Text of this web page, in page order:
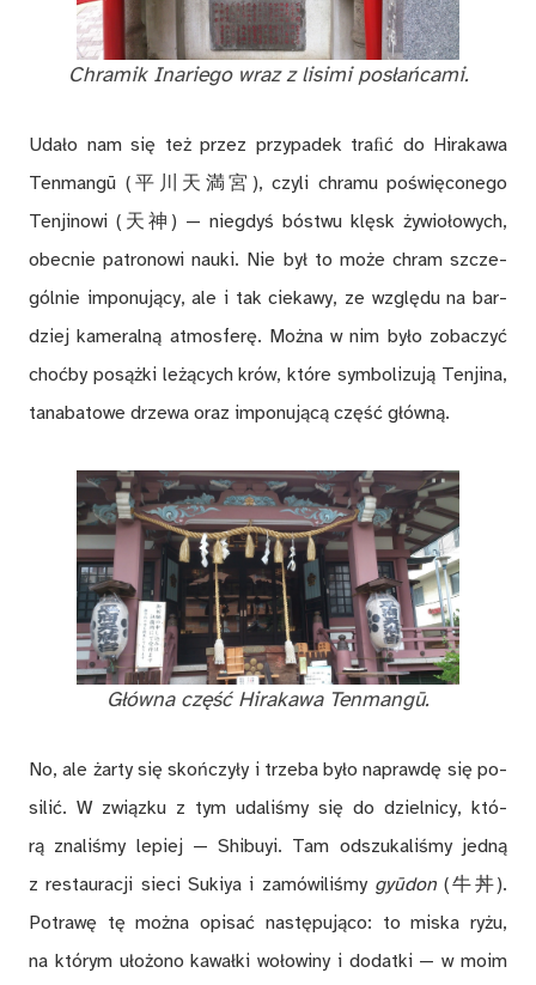
Chra­mik In­a­rie­go wraz z li­si­mi po­słań­ca­mi.
Uda­ło nam się też przez przy­pa­dek tra­ﬁć do Hi­ra­ka­wa
Ten­man­gū (平川天満宮), czy­li chra­mu po­świę­co­ne­go
Ten­ji­no­wi (天神) — nie­gdyś bó­stwu klęsk ży­wio­ło­wych,
obec­nie pa­tro­no­wi na­uki. Nie był to mo­że chram szcze­
gól­nie im­po­nu­ją­cy, ale i tak cie­ka­wy, ze wzglę­du na bar­
dziej ka­me­ral­ną at­mos­fe­rę. Moż­na w nim by­ło zo­ba­czyć
choć­by po­sąż­ki le­żą­cych krów, któ­re sym­bo­li­zu­ją Ten­ji­na,
ta­na­ba­to­we drze­wa oraz im­po­nu­ją­cą część głów­ną.
Głów­na część Hi­ra­ka­wa Ten­man­gū.
No, ale żar­ty się skoń­czy­ły i trze­ba by­ło na­praw­dę się po­
si­lić. W związ­ku z tym uda­li­śmy się do dziel­ni­cy, któ­
rą zna­li­śmy le­piej — Shi­buyi. Tam od­szu­ka­li­śmy jed­ną
z re­stau­ra­cji sie­ci Su­kiya i za­mó­wi­li­śmy gyū­don(牛丼).
Po­tra­wę tę moż­na opi­sać na­stę­pu­ją­co: to mi­ska ry­żu,
na któ­rym uło­żo­no ka­wał­ki wo­ło­wi­ny i do­dat­ki — w moim